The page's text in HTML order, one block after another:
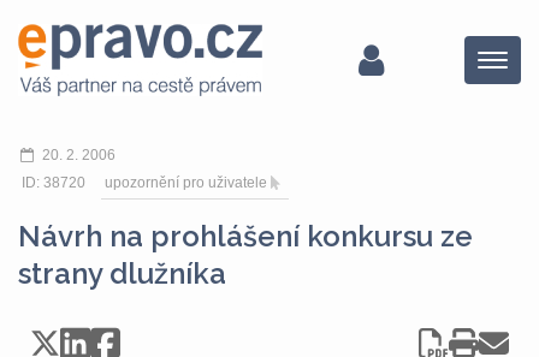
Menu
20. 2. 2006
ID: 38720
upozornění pro uživatele
Návrh na prohlášení konkursu ze
strany dlužníka